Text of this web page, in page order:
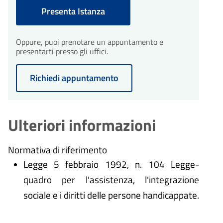
30
giorni
Conclusione del
procedimento
Il procedimento amministrativo
sarà concluso entro un massimo
dell'istanza.
comune ti invierà una richiesta di
integrazioni entro 10 giorni
dall'avvio del procedimento.
30
giorni
Conclusione del
procedimento
Il procedimento amministrativo
Presenta Istanza
Oppure, puoi prenotare un appuntamento e
presentarti presso gli uffici.
Richiedi appuntamento
Ulteriori informazioni
Normativa di riferimento
Legge 5 febbraio 1992, n. 104 Legge-
quadro per l'assistenza, l'integrazione
sociale e i diritti delle persone handicappate.